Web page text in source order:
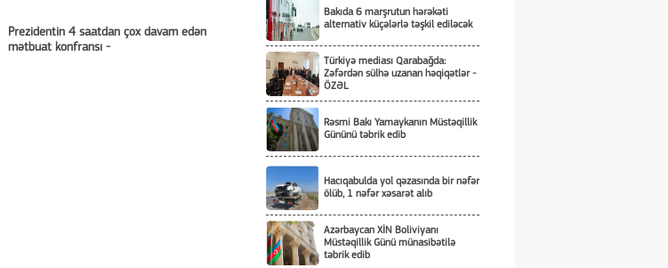
Prezidentin 4 saatdan çox davam edən
mətbuat konfransı -
Bakıda 6 marşrutun hərəkəti
alternativ küçələrlə təşkil ediləcək
Türkiyə mediası Qarabağda:
Zəfərdən sülhə uzanan həqiqətlər -
ÖZƏL
Rəsmi Bakı Yamaykanın Müstəqillik
Gününü təbrik edib
Hacıqabulda yol qəzasında bir nəfər
ölüb, 1 nəfər xəsarət alıb
Azərbaycan XİN Boliviyanı
Müstəqillik Günü münasibətilə
təbrik edib